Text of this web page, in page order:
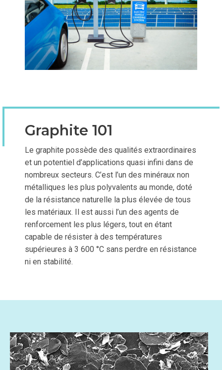
Graphite 101
Le graphite possède des qualités extraordinaires
et un potentiel d’applications quasi infini dans de
nombreux secteurs. C’est l’un des minéraux non
métalliques les plus polyvalents au monde, doté
de la résistance naturelle la plus élevée de tous
les matériaux. Il est aussi l’un des agents de
renforcement les plus légers, tout en étant
capable de résister à des températures
supérieures à 3 600 °C sans perdre en résistance
ni en stabilité.